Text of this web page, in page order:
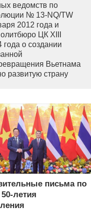
ведомств по
№ 13-NQ/TW
2012 года и
ЦК XIII
о создании
Вьетнама
развитую страну
письма по
летия